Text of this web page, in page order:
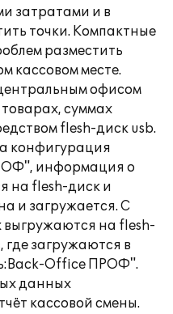
затратами и в
точки. Компактные
разместить
кассовом месте.
офисом
суммах
flesh-диск usb.
конфигурация
информация о
на flesh-диск и
и загружается. С
на flesh-
где загружаются в
Office ПРОФ".
данных
кассовой смены.